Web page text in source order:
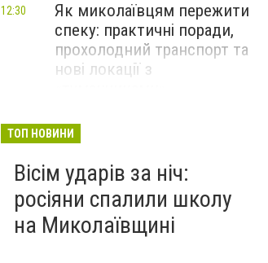
Як миколаївцям пережити
спеку: практичні поради,
прохолодний транспорт та
нові локації з
12:30
Смертельна пожежа в
добу: оперативне зведення
ДСНС, - ФОТО
11:40
ТОП НОВИНИ
Вісім ударів за ніч:
росіяни спалили школу
на Миколаївщині